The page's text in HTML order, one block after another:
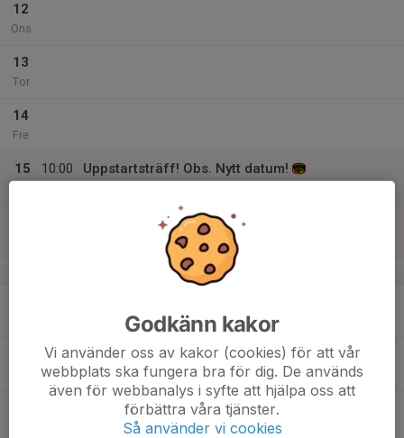
12
Ons
13
Tor
14
Fre
15
10:00
Uppstartsträff! Obs. Nytt datum!
v.34
Godkänn kakor
Vi använder oss av kakor (cookies) för att vår
webbplats ska fungera bra för dig. De används
även för webbanalys i syfte att hjälpa oss att
förbättra våra tjänster.
Så använder vi cookies